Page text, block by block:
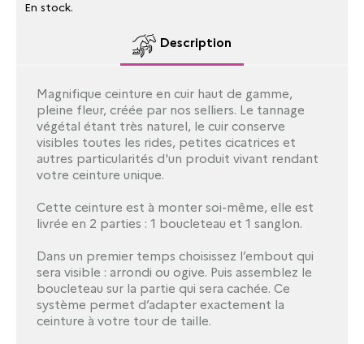
En stock.
Description
Magnifique ceinture en cuir haut de gamme,
pleine fleur, créée par nos selliers. Le tannage
végétal étant très naturel, le cuir conserve
visibles toutes les rides, petites cicatrices et
autres particularités d'un produit vivant rendant
votre ceinture unique.
Cette ceinture est à monter soi-même, elle est
livrée en 2 parties : 1 boucleteau et 1 sanglon.
Dans un premier temps choisissez l’embout qui
sera visible : arrondi ou ogive. Puis assemblez le
boucleteau sur la partie qui sera cachée. Ce
système permet d’adapter exactement la
ceinture à votre tour de taille.